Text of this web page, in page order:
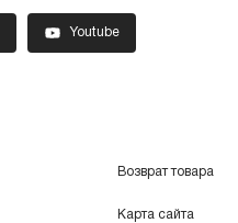
Youtube
Возврат товара
Карта сайта